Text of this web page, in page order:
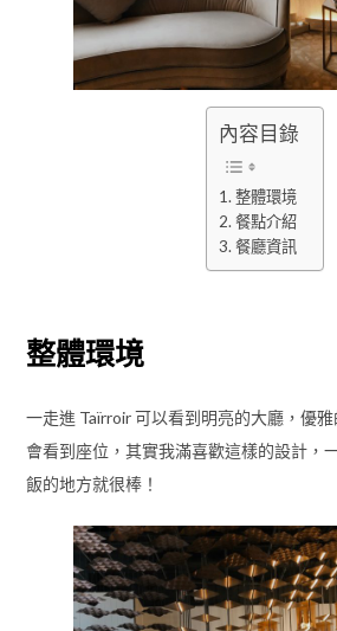
內容目錄
整體環境
餐點介紹
餐廳資訊
整體環境
一走進 Taïrroir 可以看到明亮的大廳，優
會看到座位，其實我滿喜歡這樣的設計，
飯的地方就很棒！